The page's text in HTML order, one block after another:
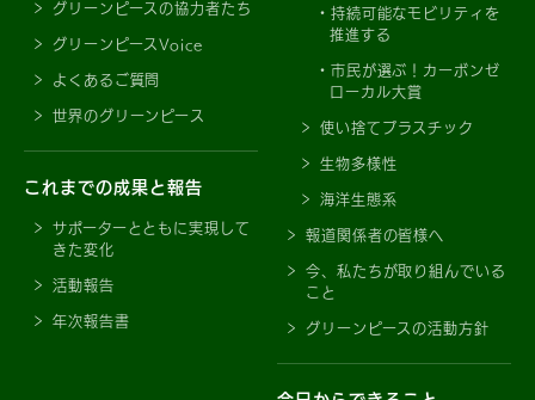
グリーンピースの協力者たち
グリーンピースVoice
よくあるご質問
世界のグリーンピース
これまでの成果と報告
サポーターとともに実現して
きた変化
活動報告
年次報告書
持続可能なモビリティを
推進する
市民が選ぶ！カーボンゼ
ローカル大賞
使い捨てプラスチック
生物多様性
海洋生態系
報道関係者の皆様へ
今、私たちが取り組んでいる
こと
グリーンピースの活動方針